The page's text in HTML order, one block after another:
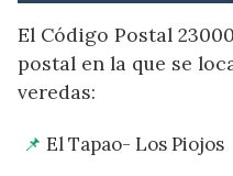
El Código Postal
postal en la que se
veredas:
El Tapao- Los Piojos